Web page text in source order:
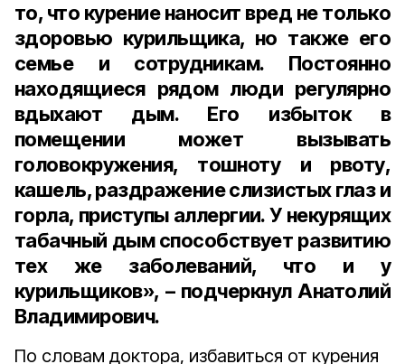
то, что курение наносит вред не только
здоровью курильщика, но также его
семье и сотрудникам. Постоянно
находящиеся рядом люди регулярно
вдыхают дым. Его избыток в
помещении может вызывать
головокружения, тошноту и рвоту,
кашель, раздражение слизистых глаз и
горла, приступы аллергии. У некурящих
табачный дым способствует развитию
тех же заболеваний, что и у
курильщиков», – подчеркнул Анатолий
Владимирович.
По словам доктора, избавиться от курения